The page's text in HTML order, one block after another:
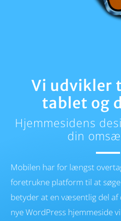
Vi udvikler
tablet og
Hjemmesidens
din
Mobilen har for længst
foretrukne platform til at
betyder at en væsentlig del af
nye WordPress hjemmeside